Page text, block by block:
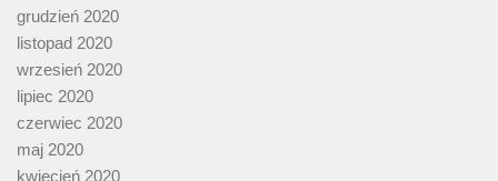
grudzień 2020
listopad 2020
wrzesień 2020
lipiec 2020
czerwiec 2020
maj 2020
kwiecień 2020